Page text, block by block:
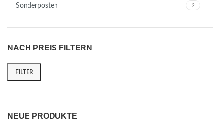
Sonderposten 2
NACH PREIS FILTERN
FILTER
NEUE PRODUKTE